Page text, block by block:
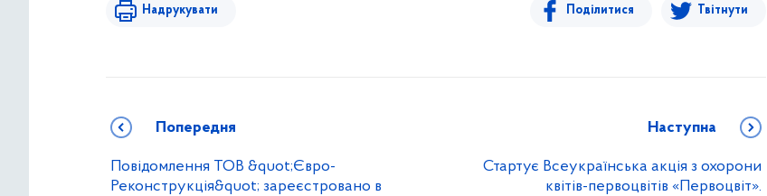
Надрукувати Поділитися Твітнути
Попередня
Повідомлення ТОВ &quot;Євро-
Реконструкція&quot; зареєстровано в
Наступна
Стартує Всеукраїнська акція з охорони
квітів-первоцвітів «Первоцвіт».